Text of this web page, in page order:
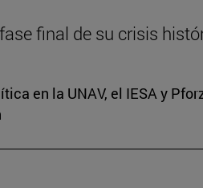
final de su crisis
en la UNAV, el IESA y